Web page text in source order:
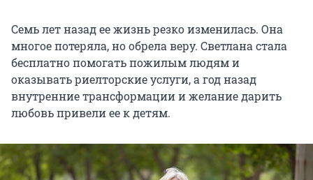
Семь лет назад ее жизнь резко изменилась. Она
многое потеряла, но обрела веру. Светлана стала
бесплатно помогать пожилым людям и
оказывать риелторские услуги, а год назад
внутренние трансформации и желание дарить
любовь привели ее к детям.